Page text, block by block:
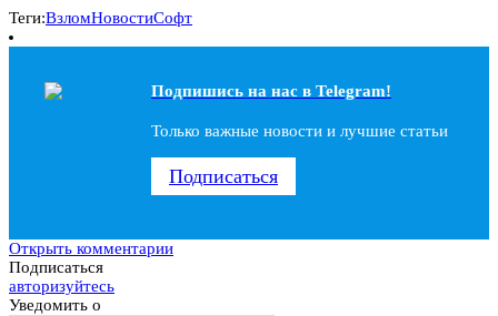
Теги:ВзломНовостиСофт
Подпишись на наc в Telegram!
Только важные новости и лучшие статьи
Подписаться
Открыть комментарии
Подписаться
авторизуйтесь
Уведомить о